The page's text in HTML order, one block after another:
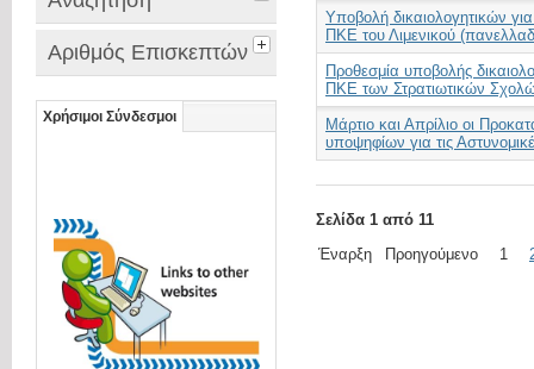
Αριθμός Επισκεπτών
Χρήσιμοι Σύνδεσμοι
Υποβολή δικαιολογητικών
ΠΚΕ του Λιμενικού
Προθεσμία υποβολής
ΠΚΕ των Στρατιωτικών
Μάρτιο και Απρίλιο οι
υποψηφίων για τις
Σελίδα 1 από 11
Έναρξη
Προηγούμενο 1